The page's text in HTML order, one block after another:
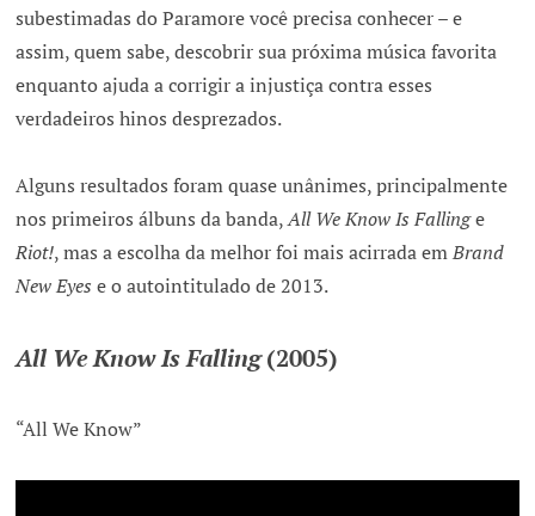
subestimadas do Paramore você precisa conhecer – e
assim, quem sabe, descobrir sua próxima música favorita
enquanto ajuda a corrigir a injustiça contra esses
verdadeiros hinos desprezados.
Alguns resultados foram quase unânimes, principalmente
nos primeiros álbuns da banda,All We Know Is Fallinge
Riot!, mas a escolha da melhor foi mais acirrada emBrand
New Eyes e o autointitulado de 2013.
All We KnowIs Falling(2005)
“All We Know”